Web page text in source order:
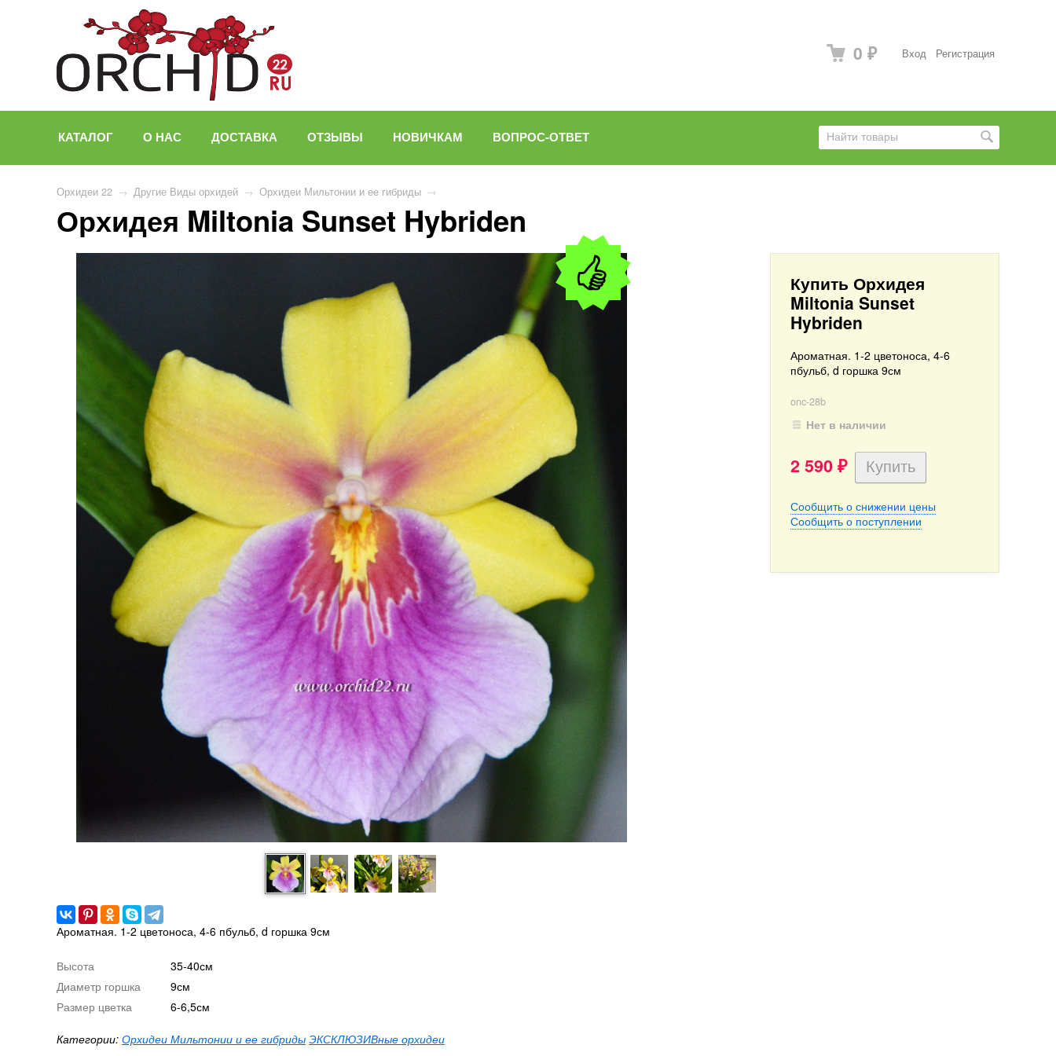
Вход Регистрация
0 ₽
КАТАЛОГ О НАС ДОСТАВКА ОТЗЫВЫ НОВИЧКАМ ВОПРОС-ОТВЕТ
Орхидеи 22 → Другие Виды орхидей → Орхидеи Мильтонии и ее гибриды →
Орхидея Miltonia Sunset Hybriden
Купить Орхидея
Miltonia Sunset
Hybriden
Ароматная. 1-2 цветоноса, 4-6
пбульб, d горшка 9см
onc-28b
Нет в наличии
2 590 ₽
Сообщить о снижении цены
Сообщить о поступлении
Ароматная. 1-2 цветоноса, 4-6 пбульб, d горшка 9см
Высота
35-40см
Диаметр горшка
9см
Размер цветка
6-6,5см
Категории: Орхидеи Мильтонии и ее гибриды ЭКСКЛЮЗИВные орхидеи